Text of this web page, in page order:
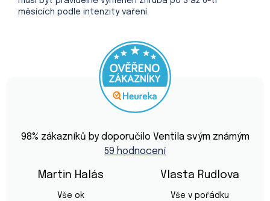
měsících podle intenzity vaření.
hodnocení
obchodu
je
hvězdiček.
98% zákazníků by doporučilo Ventila svým známým
59 hodnocení
Martin Halás
Vše ok
Vlasta Rudlova
Vše v pořádku